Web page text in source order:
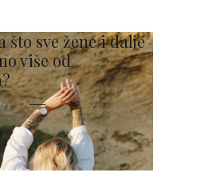
što sve žene i dalje
više od